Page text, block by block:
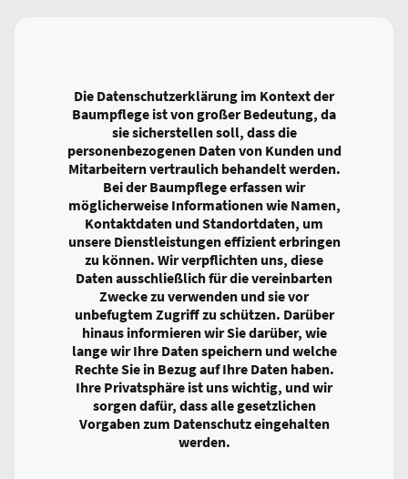
Die Datenschutzerklärung im Kontext der
Baumpflege ist von großer Bedeutung, da
sie sicherstellen soll, dass die
personenbezogenen Daten von Kunden und
Mitarbeitern vertraulich behandelt werden.
Bei der Baumpflege erfassen wir
möglicherweise Informationen wie Namen,
Kontaktdaten und Standortdaten, um
unsere Dienstleistungen effizient erbringen
zu können. Wir verpflichten uns, diese
Daten ausschließlich für die vereinbarten
Zwecke zu verwenden und sie vor
unbefugtem Zugriff zu schützen. Darüber
hinaus informieren wir Sie darüber, wie
lange wir Ihre Daten speichern und welche
Rechte Sie in Bezug auf Ihre Daten haben.
Ihre Privatsphäre ist uns wichtig, und wir
sorgen dafür, dass alle gesetzlichen
Vorgaben zum Datenschutz eingehalten
werden.